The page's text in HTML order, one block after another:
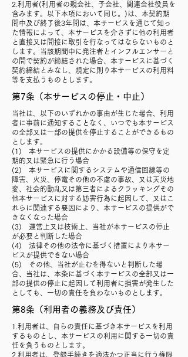
2.利用者(利用者の親会社、子会社、関連会社役員を
含みます。以下本項において同じ。)は、本契約期
間中及び終了後3年間は、本サービスを通じて知っ
た情報によって、本サービスを介さずに他の利用者
と直接又は間接に取引を行なってはならないものと
します。当該期間中に発注者とインフルエンサーと
の間で契約が締結された場合、本サービスに基づく
契約締結とみなし、規定に則り本サービスの利用料
等を支払うものとします。
第7条（本サービスの停止・中止）
当社は、以下のいずれかの事由が生じた場合、利用
者に事前に通知することなく、いつでも本サービス
の全部又は一部の提供を停止することができるもの
とします。
(1) 本サービスの提供にかかる設備等の保守を定
期的又は緊急に行う場合
(2) 本サービスに関するシステムや通信回線等の
障害、火災、停電その他の不慮の事故、又は天災地
変、社会的動乱又は第三者によるクラッキングその
他本サービスに対する妨害行為に起因して、又はこ
れらに関連する要因により、本サービスの提供がで
きなくなった場合
(3) 運営上又は技術上、当社が本サービスの停止
が必要と判断した場合
(4) 法律その他の法令に基づく措置により本サー
ビスが提供できない場合
(5) その他、当社が止むを得ないと判断した場
合、当社は、本条に基づく本サービスの全部又は一
部の提供の停止に起因して利用者に損害が発生した
としても、一切の責任を負わないものとします。
第8条（利用者の義務及び責任）
1.利用者は、自らの責任に基づき本サービスを利用
するものとし、本サービスの利用に関する一切の責
任を負うものとします。
2.利用者は、登録手続きを適法かつ正当に行う権限